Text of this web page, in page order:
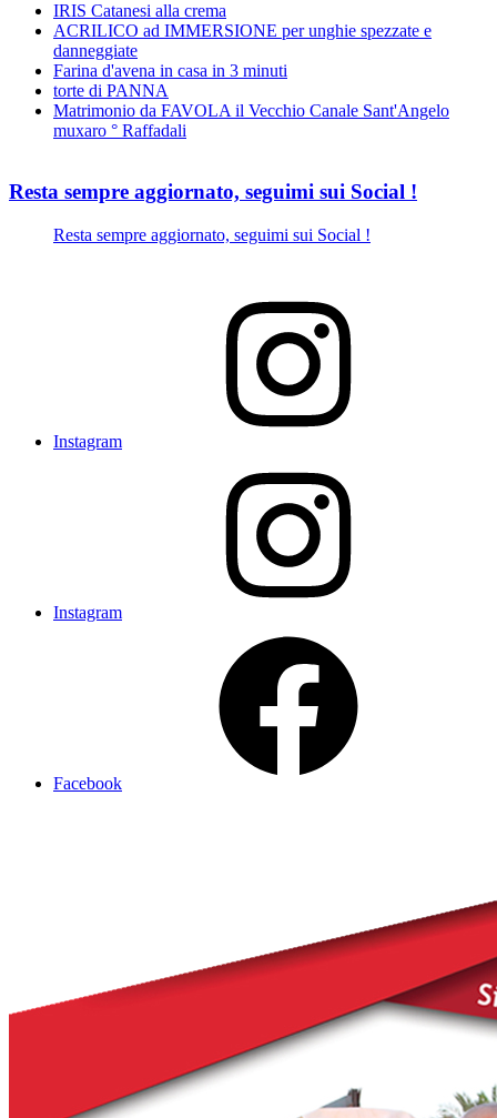
IRIS Catanesi alla crema
ACRILICO ad IMMERSIONE per unghie spezzate e
danneggiate
Farina d'avena in casa in 3 minuti
torte di PANNA
Matrimonio da FAVOLA il Vecchio Canale Sant'Angelo
muxaro ° Raffadali
Resta sempre aggiornato, seguimi sui Social !
Resta sempre aggiornato, seguimi sui Social !
Instagram
Instagram
Facebook